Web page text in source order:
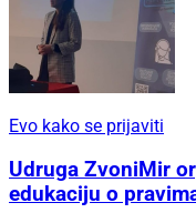
Evo kako se prijaviti
Udruga ZvoniMir
edukaciju o